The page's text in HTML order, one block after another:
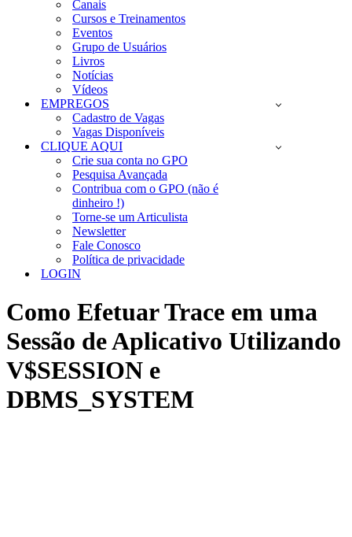
Canais
Cursos e Treinamentos
Eventos
Grupo de Usuários
Livros
Notícias
Vídeos
EMPREGOS
Cadastro de Vagas
Vagas Disponíveis
CLIQUE AQUI
Crie sua conta no GPO
Pesquisa Avançada
Contribua com o GPO (não é
dinheiro !)
Torne-se um Articulista
Newsletter
Fale Conosco
Política de privacidade
LOGIN
Como Efetuar Trace em uma
Sessão de Aplicativo Utilizando
V$SESSION e
DBMS_SYSTEM